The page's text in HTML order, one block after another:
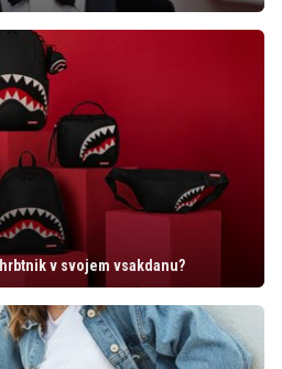
v svojem vsakdanu?